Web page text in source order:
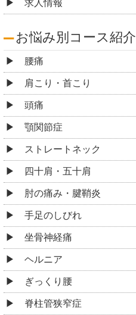
求人情報
お悩み別コース紹介
腰痛
肩こり・首こり
頭痛
顎関節症
ストレートネック
四十肩・五十肩
肘の痛み・腱鞘炎
手足のしびれ
坐骨神経痛
ヘルニア
ぎっくり腰
脊柱管狭窄症